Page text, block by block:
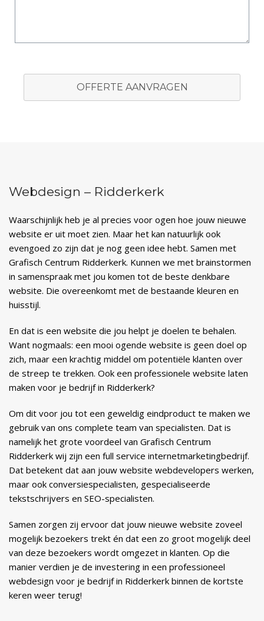
OFFERTE AANVRAGEN
Webdesign – Ridderkerk
Waarschijnlijk heb je al precies voor ogen hoe jouw nieuwe
website er uit moet zien. Maar het kan natuurlijk ook
evengoed zo zijn dat je nog geen idee hebt. Samen met
Grafisch Centrum Ridderkerk. Kunnen we met brainstormen
in samenspraak met jou komen tot de beste denkbare
website. Die overeenkomt met de bestaande kleuren en
huisstijl.
En dat is een website die jou helpt je doelen te behalen.
Want nogmaals: een mooi ogende website is geen doel op
zich, maar een krachtig middel om potentiële klanten over
de streep te trekken. Ook een professionele website laten
maken voor je bedrijf in Ridderkerk?
Om dit voor jou tot een geweldig eindproduct te maken we
gebruik van ons complete team van specialisten. Dat is
namelijk het grote voordeel van Grafisch Centrum
Ridderkerk wij zijn een full service internetmarketingbedrijf.
Dat betekent dat aan jouw website webdevelopers werken,
maar ook conversiespecialisten, gespecialiseerde
tekstschrijvers en SEO-specialisten.
Samen zorgen zij ervoor dat jouw nieuwe website zoveel
mogelijk bezoekers trekt én dat een zo groot mogelijk deel
van deze bezoekers wordt omgezet in klanten. Op die
manier verdien je de investering in een professioneel
webdesign voor je bedrijf in Ridderkerk binnen de kortste
keren weer terug!